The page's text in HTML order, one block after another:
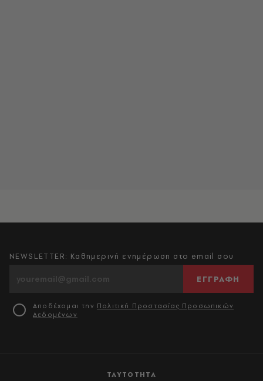
ΤΑΥΤΟΤΗΤΑ
NEWSLETTER: Καθημερινή ενημέρωση στο email σου
ΕΓΓΡΑΦΗ
Αποδέχομαι την Πολιτική Προστασίας Προσωπικών
Δεδομένων